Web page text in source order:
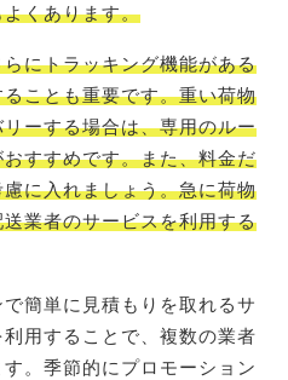
くあります。
らにトラッキング機能がある
ことも重要です。重い荷物
ーする場合は、専用のルー
すすめです。また、料金だ
に入れましょう。急に荷物
業者のサービスを利用する
簡単に見積もりを取れるサ
用することで、複数の業者
。季節的にプロモーション